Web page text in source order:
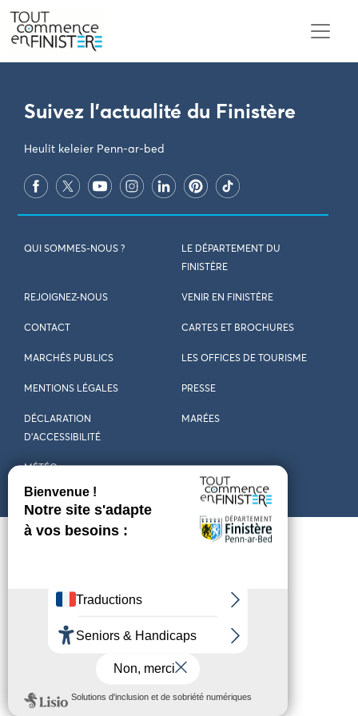
PARAMÈTRES DES COOKIES
Suivez l'actualité du Finistère
Heulit keleier Penn-ar-bed
QUI SOMMES-NOUS ?
LE DÉPARTEMENT DU
FINISTÈRE
REJOIGNEZ-NOUS VENIR EN FINISTÈRE
CONTACT CARTES ET BROCHURES
MARCHÉS PUBLICS LES OFFICES DE TOURISME
MENTIONS LÉGALES PRESSE
DÉCLARATION
D’ACCESSIBILITÉ
MARÉES
MÉTÉO